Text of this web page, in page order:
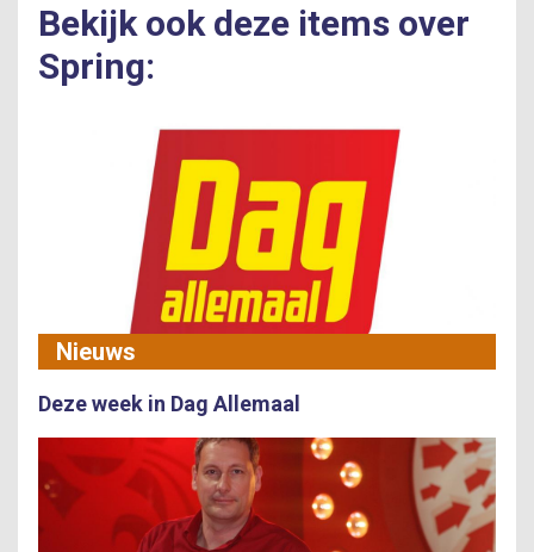
Bekijk ook deze items over
Spring:
Nieuws
Deze week in Dag Allemaal